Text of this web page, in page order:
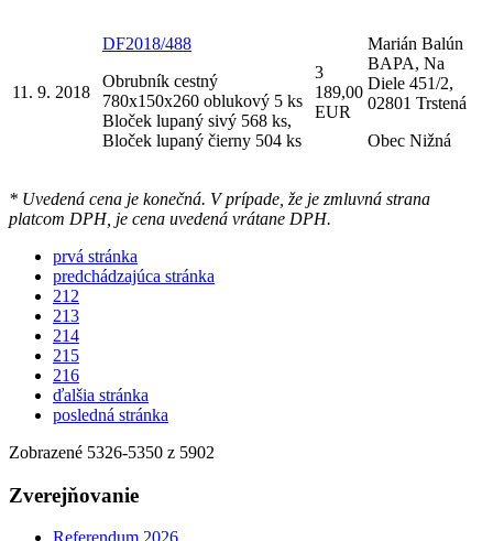
11. 9. 2018
DF2018/488
Obrubník cestný
780x150x260 oblukový 5 ks
Bloček lupaný sivý 568 ks,
Bloček lupaný čierny 504 ks
3
189,00
EUR
Marián Balún
BAPA, Na
Diele 451/2,
02801 Trstená
Obec Nižná
* Uvedená cena je konečná. V prípade, že je zmluvná strana
platcom DPH, je cena uvedená vrátane DPH.
prvá stránka
predchádzajúca stránka
212
213
214
215
216
ďalšia stránka
posledná stránka
Zobrazené 5326-5350 z 5902
Zverejňovanie